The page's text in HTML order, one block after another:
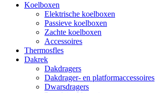
Koelboxen
Elektrische koelboxen
Passieve koelboxen
Zachte koelboxen
Accessoires
Thermosfles
Dakrek
Dakdragers
Dakdrager- en platformaccessoires
Dwarsdragers